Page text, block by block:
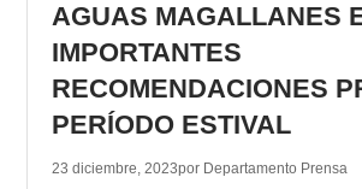
AGUAS MAGALLANES
IMPORTANTES
RECOMENDACIONES
PERÍODO ESTIVAL
23 diciembre, 2023por Departamento Prensa